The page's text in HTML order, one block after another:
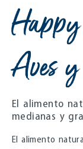
Aves
El alimento
medianas y
El alimento